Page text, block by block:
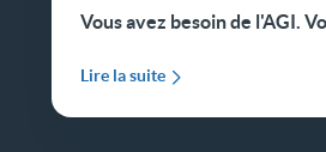
Vous avez besoin de l'AGI.
Lire la suite